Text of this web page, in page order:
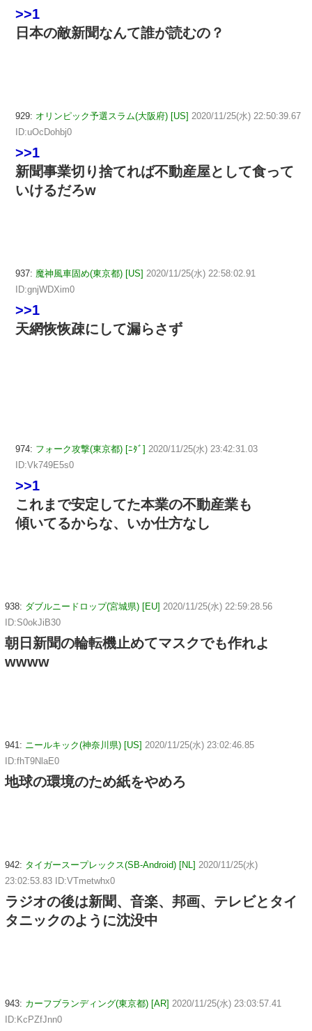
>>1
日本の敵新聞なんて誰が読むの？
929: オリンピック予選スラム(大阪府) [US] 2020/11/25(水) 22:50:39.67
ID:uOcDohbj0
>>1
新聞事業切り捨てれば不動産屋として食って
いけるだろw
937: 魔神風車固め(東京都) [US] 2020/11/25(水) 22:58:02.91
ID:gnjWDXim0
>>1
天網恢恢疎にして漏らさず
974: フォーク攻撃(東京都) [ﾆﾀﾞ] 2020/11/25(水) 23:42:31.03
ID:Vk749E5s0
>>1
これまで安定してた本業の不動産業も
傾いてるからな、いか仕方なし
938: ダブルニードロップ(宮城県) [EU] 2020/11/25(水) 22:59:28.56
ID:S0okJiB30
朝日新聞の輪転機止めてマスクでも作れよ
wwww
941: ニールキック(神奈川県) [US] 2020/11/25(水) 23:02:46.85
ID:fhT9NlaE0
地球の環境のため紙をやめろ
942: タイガースープレックス(SB-Android) [NL] 2020/11/25(水)
23:02:53.83 ID:VTmetwhx0
ラジオの後は新聞、音楽、邦画、テレビとタイ
タニックのように沈没中
943: カーフブランディング(東京都) [AR] 2020/11/25(水) 23:03:57.41
ID:KcPZfJnn0